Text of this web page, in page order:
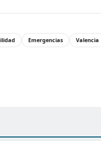
Emergencias Valencia